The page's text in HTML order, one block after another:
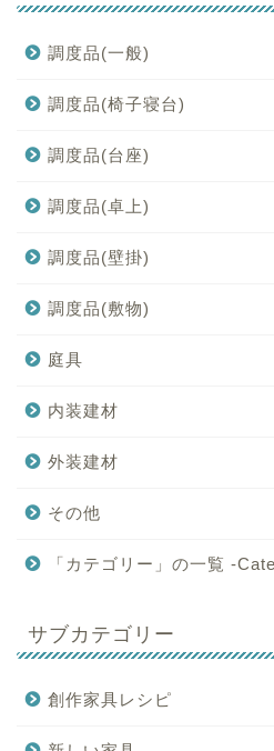
調度品(一般)
調度品(椅子寝台)
調度品(台座)
調度品(卓上)
調度品(壁掛)
調度品(敷物)
庭具
内装建材
外装建材
その他
「カテゴリー」の一覧 -
サブカテゴリー
創作家具レシピ